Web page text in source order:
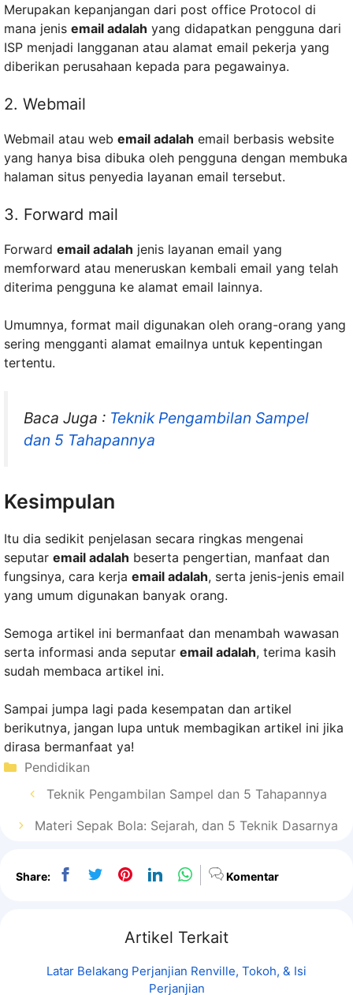
Merupakan kepanjangan dari post office Protocol di
mana jenis email adalah yang didapatkan pengguna dari
ISP menjadi langganan atau alamat email pekerja yang
diberikan perusahaan kepada para pegawainya.
2. Webmail
Webmail atau web email adalah email berbasis website
yang hanya bisa dibuka oleh pengguna dengan membuka
halaman situs penyedia layanan email tersebut.
3. Forward mail
Forward email adalah jenis layanan email yang
memforward atau meneruskan kembali email yang telah
diterima pengguna ke alamat email lainnya.
Umumnya, format mail digunakan oleh orang-orang yang
sering mengganti alamat emailnya untuk kepentingan
tertentu.
Baca Juga : Teknik Pengambilan Sampel
dan 5 Tahapannya
Kesimpulan
Itu dia sedikit penjelasan secara ringkas mengenai
seputar email adalah beserta pengertian, manfaat dan
fungsinya, cara kerja email adalah, serta jenis-jenis email
yang umum digunakan banyak orang.
Semoga artikel ini bermanfaat dan menambah wawasan
serta informasi anda seputar email adalah, terima kasih
sudah membaca artikel ini.
Sampai jumpa lagi pada kesempatan dan artikel
berikutnya, jangan lupa untuk membagikan artikel ini jika
dirasa bermanfaat ya!
Kategori
Pendidikan
Teknik Pengambilan Sampel dan 5 Tahapannya
Materi Sepak Bola: Sejarah, dan 5 Teknik Dasarnya
Share: Komentar
Artikel Terkait
Latar Belakang Perjanjian Renville, Tokoh, & Isi
Perjanjian